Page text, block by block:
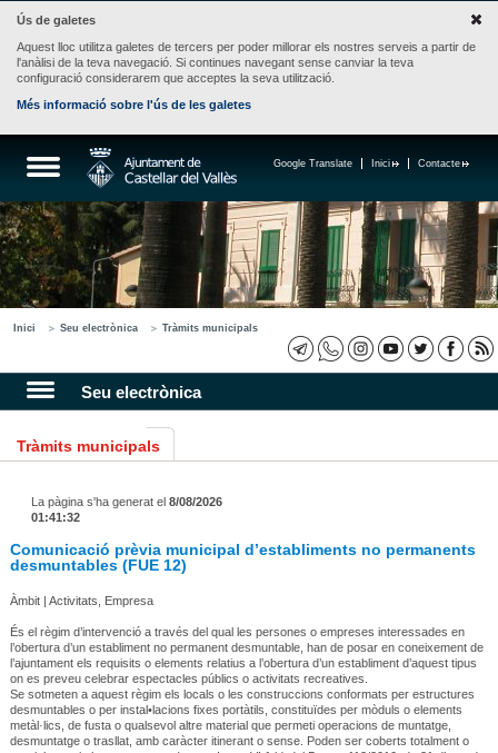
Ús de galetes
Aquest lloc utilitza galetes de tercers per poder millorar els nostres serveis a partir de
l'anàlisi de la teva navegació. Si continues navegant sense canviar la teva
configuració considerarem que acceptes la seva utilització.
Més informació sobre l'ús de les galetes
Contacte
Inici
Google Translate
Inici Seu electrònica Tràmits municipals
Seu electrònica
Tràmits municipals
La pàgina s'ha generat el 8/08/2026
01:41:32
Comunicació prèvia municipal d’establiments no permanents
desmuntables (FUE 12)
Àmbit | Activitats, Empresa
És el règim d’intervenció a través del qual les persones o empreses interessades en
l’obertura d’un establiment no permanent desmuntable, han de posar en coneixement de
l’ajuntament els requisits o elements relatius a l’obertura d’un establiment d’aquest tipus
on es preveu celebrar espectacles públics o activitats recreatives.
Se sotmeten a aquest règim els locals o les construccions conformats per estructures
desmuntables o per instal•lacions fixes portàtils, constituïdes per mòduls o elements
metàl·lics, de fusta o qualsevol altre material que permeti operacions de muntatge,
desmuntatge o trasllat, amb caràcter itinerant o sense. Poden ser coberts totalment o